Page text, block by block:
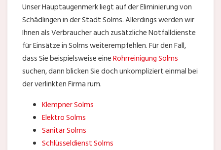
Unser Hauptaugenmerk liegt auf der Eliminierung von
Schädlingen in der Stadt Solms. Allerdings werden wir
Ihnen als Verbraucher auch zusätzliche Notfalldienste
für Einsätze in Solms weiterempfehlen. Für den Fall,
dass Sie beispielsweise eineRohrreinigung Solms
suchen, dann blicken Sie doch unkompliziert einmal bei
der verlinkten Firma rum.
Klempner Solms
Elektro Solms
Sanitär Solms
Schlüsseldienst Solms